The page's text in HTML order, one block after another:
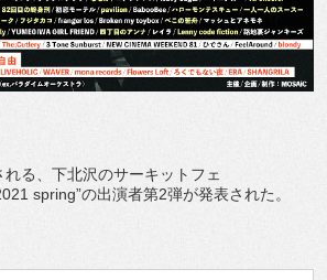
る、下北沢のサーキットフェ
spring”の出演者第2弾が発表された。